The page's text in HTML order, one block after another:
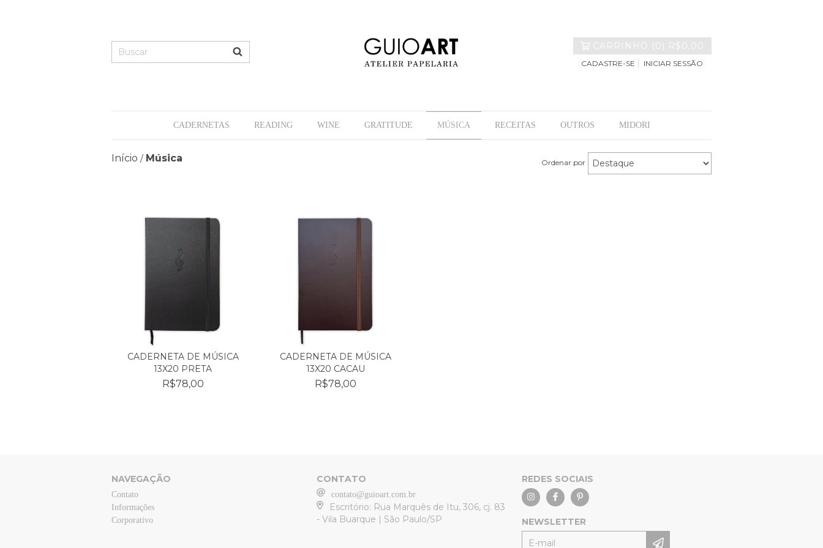
CARRINHO ( 0 ) R$0,00
CADASTRE-SE INICIAR SESSÃO
CADERNETAS READING WINE GRATITUDE MÚSICA RECEITAS OUTROS MIDORI
Início / Música Ordenar por
CADERNETA DE MÚSICA
13X20 PRETA
R$78,00
CADERNETA DE MÚSICA
13X20 CACAU
R$78,00
NAVEGAÇÃO
Contato
Informações
Corporativo
CONTATO
contato@guioart.com.br
Escritório: Rua Marquês de Itu, 306, cj. 83
- Vila Buarque | São Paulo/SP
REDES SOCIAIS
NEWSLETTER